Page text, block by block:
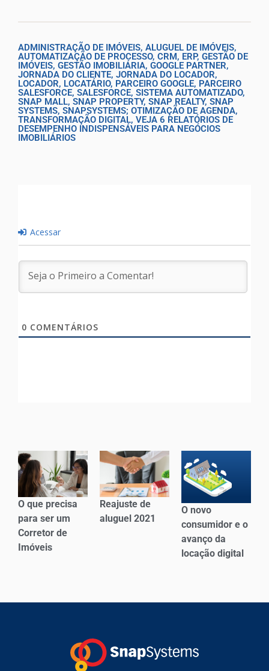
ADMINISTRAÇÃO DE IMÓVEIS, ALUGUEL DE IMÓVEIS,
AUTOMATIZAÇÃO DE PROCESSO, CRM, ERP, GESTÃO DE
IMÓVEIS, GESTÃO IMOBILIÁRIA, GOOGLE PARTNER,
JORNADA DO CLIENTE, JORNADA DO LOCADOR,
LOCADOR, LOCATÁRIO, PARCEIRO GOOGLE, PARCEIRO
SALESFORCE, SALESFORCE, SISTEMA AUTOMATIZADO,
SNAP MALL, SNAP PROPERTY, SNAP REALTY, SNAP
SYSTEMS, SNAPSYSTEMS; OTIMIZAÇÃO DE AGENDA,
TRANSFORMAÇÃO DIGITAL, VEJA 6 RELATÓRIOS DE
DESEMPENHO INDISPENSÁVEIS PARA NEGÓCIOS
IMOBILIÁRIOS
Acessar
0 COMENTÁRIOS
O que precisa
para ser um
Corretor de
Imóveis
Reajuste de
aluguel 2021
O novo
consumidor e o
avanço da
locação digital